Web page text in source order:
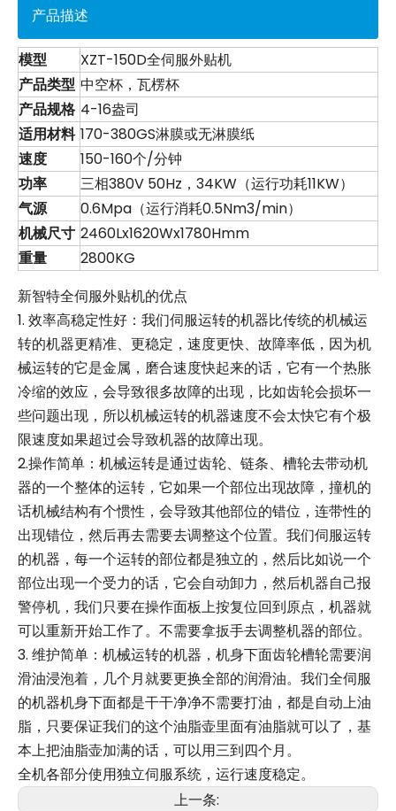
产品描述
模型
XZT-150D全伺服外贴机
产品类型 中空杯，瓦楞杯
产品规格 4-16盎司
适用材料 170-380GS淋膜或无淋膜纸
速度
150-160个/分钟
功率
三相380V 50Hz，34KW（运行功耗11KW）
气源
0.6Mpa（运行消耗0.5Nm3/min）
机械尺寸 2460Lx1620Wx1780Hmm
重量
2800KG
新智特全伺服外贴机的优点
1. 效率高稳定性好：我们伺服运转的机器比传统的机械运
转的机器更精准、更稳定，速度更快、故障率低，因为机
械运转的它是金属，磨合速度快起来的话，它有一个热胀
冷缩的效应，会导致很多故障的出现，比如齿轮会损坏一
些问题出现，所以机械运转的机器速度不会太快它有个极
限速度如果超过会导致机器的故障出现。
2.操作简单：机械运转是通过齿轮、链条、槽轮去带动机
器的一个整体的运转，它如果一个部位出现故障，撞机的
话机械结构有个惯性，会导致其他部位的错位，连带性的
出现错位，然后再去需要去调整这个位置。我们伺服运转
的机器，每一个运转的部位都是独立的，然后比如说一个
部位出现一个受力的话，它会自动卸力，然后机器自己报
警停机，我们只要在操作面板上按复位回到原点，机器就
可以重新开始工作了。不需要拿扳手去调整机器的部位。
3. 维护简单：机械运转的机器，机身下面齿轮槽轮需要润
滑油浸泡着，几个月就要更换全部的润滑油。我们全伺服
的机器机身下面都是干干净净不需要打油，都是自动上油
脂，只要保证我们的这个油脂壶里面有油脂就可以了，基
本上把油脂壶加满的话，可以用三到四个月。
全机各部分使用独立伺服系统，运行速度稳定。
上一条: